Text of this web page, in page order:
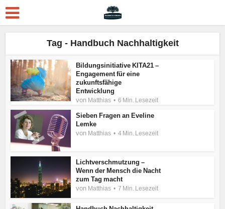
Tag - Handbuch Nachhaltigkeit
Bildungsinitiative KITA21 –
Engagement für eine
zukunftsfähige
Entwicklung
von Matthias 6 Min. Lesezeit
Sieben Fragen an Eveline
Lemke
von Matthias 4 Min. Lesezeit
Lichtverschmutzung –
Wenn der Mensch die Nacht
zum Tag macht
von Matthias 7 Min. Lesezeit